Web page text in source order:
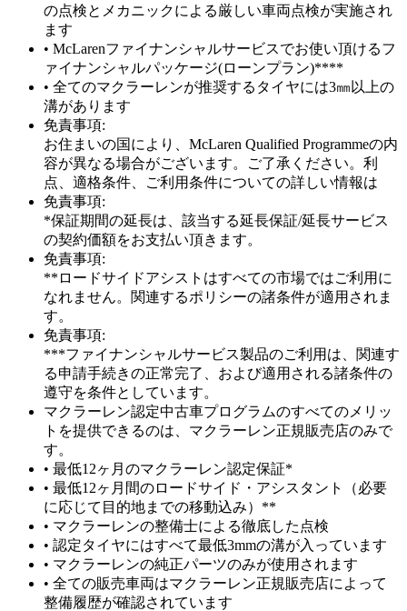
の点検とメカニックによる厳しい車両点検が実施され
ます
• McLarenファイナンシャルサービスでお使い頂けるフ
ァイナンシャルパッケージ(ローンプラン)****
• 全てのマクラーレンが推奨するタイヤには3㎜以上の
溝があります
免責事項:
お住まいの国により、McLaren Qualified Programmeの内
容が異なる場合がございます。ご了承ください。利
点、適格条件、ご利用条件についての詳しい情報は
免責事項:
*保証期間の延長は、該当する延長保証/延長サービス
の契約価額をお支払い頂きます。
免責事項:
**ロードサイドアシストはすべての市場ではご利用に
なれません。関連するポリシーの諸条件が適用されま
す。
免責事項:
***ファイナンシャルサービス製品のご利用は、関連す
る申請手続きの正常完了、および適用される諸条件の
遵守を条件としています。
マクラーレン認定中古車プログラムのすべてのメリッ
トを提供できるのは、マクラーレン正規販売店のみで
す。
• 最低12ヶ月のマクラーレン認定保証*
• 最低12ヶ月間のロードサイド・アシスタント（必要
に応じて目的地までの移動込み）**
• マクラーレンの整備士による徹底した点検
• 認定タイヤにはすべて最低3mmの溝が入っています
• マクラーレンの純正パーツのみが使用されます
• 全ての販売車両はマクラーレン正規販売店によって
整備履歴が確認されています